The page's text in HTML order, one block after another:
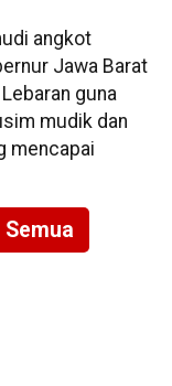
angkot
Jawa Barat
guna
mudik dan
mencapai